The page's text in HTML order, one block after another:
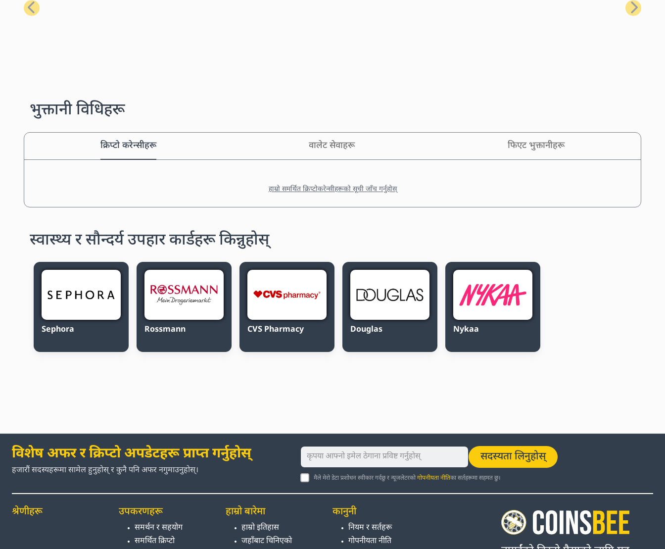
अघिल्लो अर्को
भुक्तानी विधिहरू
क्रिप्टो करेन्सीहरू वालेट सेवाहरू फिएट भुक्तानीहरू
हाम्रो समर्थित क्रिप्टोकरेन्सीहरूको सूची जाँच गर्नुहोस्
स्वास्थ्य र सौन्दर्य उपहार कार्डहरू किन्नुहोस्
Sephora Rossmann CVS Pharmacy Douglas Nykaa
विशेष अफर र क्रिप्टो अपडेटहरू प्राप्त गर्नुहोस्
हजारौं सदस्यहरूमा सामेल हुनुहोस् र कुनै पनि अफर नगुमाउनुहोस्।
सदस्यता लिनुहोस्
मैले मेरो डेटा प्रशोधन स्वीकार गर्दछु र न्यूजलेटरकोगोपनीयता नीतिका सर्तहरूमा सहमत छु।
श्रेणीहरू उपकरणहरू
समर्थन र सहयोग
समर्थित क्रिप्टो
हाम्रो बारेमा
हाम्रो इतिहास
जहाँबाट चिनिएको
कानुनी
नियम र सर्तहरू
गोपनीयता नीति